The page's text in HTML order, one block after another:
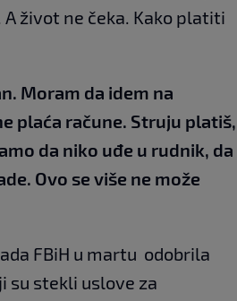
život ne čeka. Kako platiti
Moram da idem na
plaća račune. Struju platiš,
da niko uđe u rudnik, da
Ovo se više ne može
FBiH u martu odobrila
su stekli uslove za